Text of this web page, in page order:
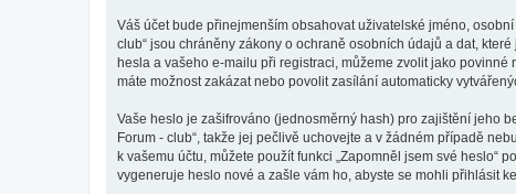
Váš účet bude přinejmenším obsahovat uživatelské jméno,
club“ jsou chráněny zákony o ochraně osobních údajů a dat,
hesla a vašeho e-mailu při registraci, můžeme zvolit jako
máte možnost zakázat nebo povolit zasílání automaticky
Vaše heslo je zašifrováno (jednosměrný hash) pro zajištění jeho
Forum - club“, takže jej pečlivě uchovejte a v žádném případě
k vašemu účtu, můžete použít funkci „Zapomněl jsem své heslo“
vygeneruje heslo nové a zašle vám ho, abyste se mohli přihlásit ke